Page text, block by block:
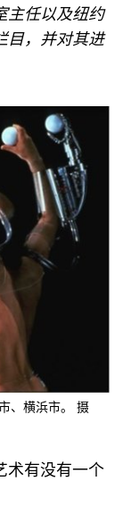
主任以及纽约
目，并对其进
、横浜市。 摄
术有没有一个